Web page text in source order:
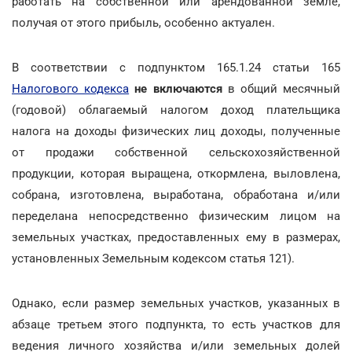
получая от этого прибыль, особенно актуален.
В соответствии с подпунктом 165.1.24 статьи 165
Налогового кодекса не включаются в общий месячный
(годовой) облагаемый налогом доход плательщика
налога на доходы физических лиц доходы, полученные
от продажи собственной сельскохозяйственной
продукции, которая выращена, откормлена, выловлена,
собрана, изготовлена, выработана, обработана и/или
переделана непосредственно физическим лицом на
земельных участках, предоставленных ему в размерах,
установленных Земельным кодексом статья 121).
Однако, если размер земельных участков, указанных в
абзаце третьем этого подпункта, то есть участков для
ведения личного хозяйства и/или земельных долей